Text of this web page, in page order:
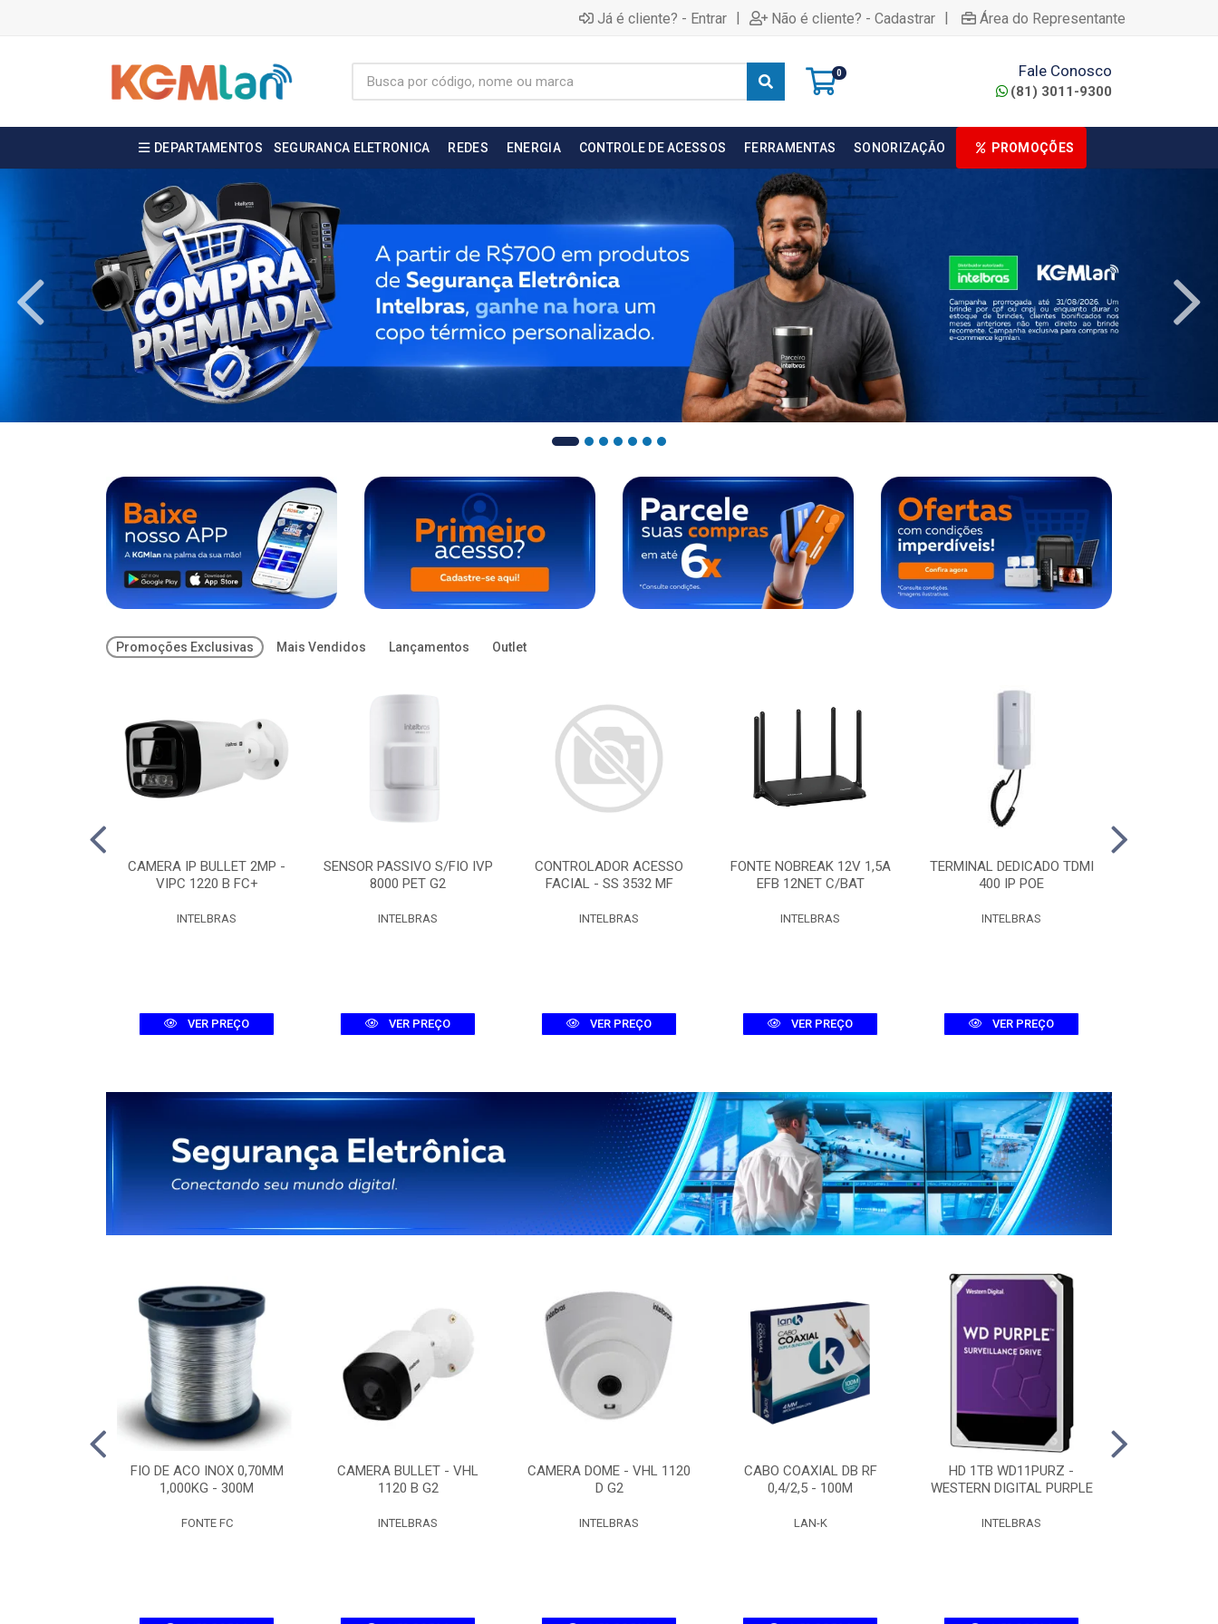
Já é cliente? - Entrar | Não é cliente? - Cadastrar | Área do Representante
0 Fale Conosco
(81) 3011-9300
DEPARTAMENTOS SEGURANCA ELETRONICA REDES ENERGIA CONTROLE DE ACESSOS FERRAMENTAS SONORIZAÇÃO PROMOÇÕES
Promoções Exclusivas Mais Vendidos Lançamentos Outlet
CAMERA IP BULLET 2MP -
VIPC 1220 B FC+
INTELBRAS
VER PREÇO
SENSOR PASSIVO S/FIO IVP
8000 PET G2
INTELBRAS
VER PREÇO
CONTROLADOR ACESSO
FACIAL - SS 3532 MF
INTELBRAS
VER PREÇO
FONTE NOBREAK 12V 1,5A
EFB 12NET C/BAT
INTELBRAS
VER PREÇO
TERMINAL DEDICADO TDMI
400 IP POE
INTELBRAS
VER PREÇO
FIO DE ACO INOX 0,70MM
1,000KG - 300M
FONTE FC
CAMERA BULLET - VHL
1120 B G2
INTELBRAS
CAMERA DOME - VHL 1120
D G2
INTELBRAS
CABO COAXIAL DB RF
0,4/2,5 - 100M
LAN-K
HD 1TB WD11PURZ -
WESTERN DIGITAL PURPLE
INTELBRAS